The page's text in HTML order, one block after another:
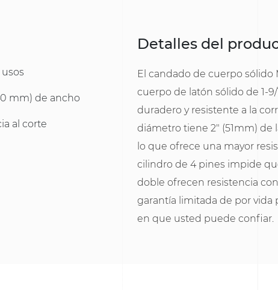
mm) de ancho
al corte
Detalles del
El candado de cuerpo sólido
cuerpo de latón sólido de 1-
duradero y resistente a la
diámetro tiene 2" (51mm) de
lo que ofrece una mayor
cilindro de 4 pines impide
doble ofrecen resistencia
garantía limitada de por
en que usted puede confiar.